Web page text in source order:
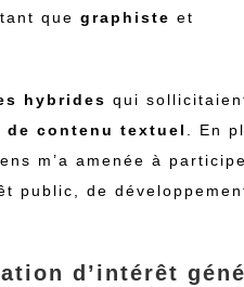
que graphiste et
hybrides qui
contenu textuel
. En
m’a amenée à
public, de
d’intérêt